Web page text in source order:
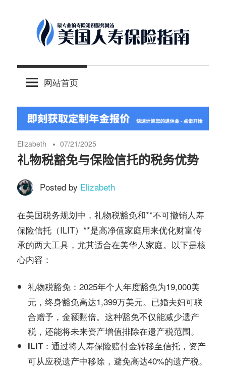
content
美
人
寿
保
险
指
南
©️
最
国
保
险
理
财
服
务
社
区
网站首页
Elizabeth 07/21/2025
礼物税豁免与保险信托的税务优势
Posted by Elizabeth
在美国税务规划中， 礼物税豁免和**不可撤销人寿
保险信托（ILIT）**是高净值家庭用来优化财富传
承的两大工具，尤其适合在美华人家庭。以下是核
心内容：
礼物税豁免 ：2025年个人年度豁免为19,000美
元，终身豁免高达1,399万美元。已婚夫妇可联
合赠予，金额翻倍。这种豁免不仅能减少遗产
税，还能将未来资产增值排除在遗产税范围。
ILIT：通过将人寿保险赔付金转移至信托，资产
可从应税遗产中移除，避免高达40%的遗产税。